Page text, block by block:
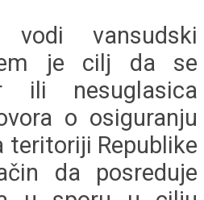
vodi vansudski
je cilj da se
ili nesuglasica
o osiguranju
teritoriji Republike
da posreduje